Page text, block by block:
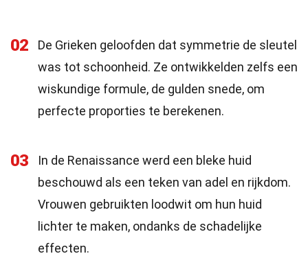
02
De Grieken geloofden dat symmetrie de sleutel
was tot schoonheid. Ze ontwikkelden zelfs een
wiskundige formule, de gulden snede, om
perfecte proporties te berekenen.
03
In de Renaissance werd een bleke huid
beschouwd als een teken van adel en rijkdom.
Vrouwen gebruikten loodwit om hun huid
lichter te maken, ondanks de schadelijke
effecten.